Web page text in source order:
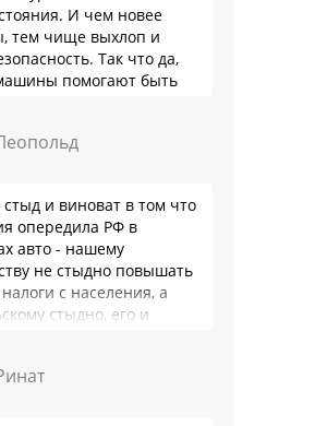
И чем новее
тем чище выхлоп и
Так что да,
помогают быть
и виноват в том что
опередила РФ в
авто - нашему
не стыдно повышать
с населения, а
стыдно, его и